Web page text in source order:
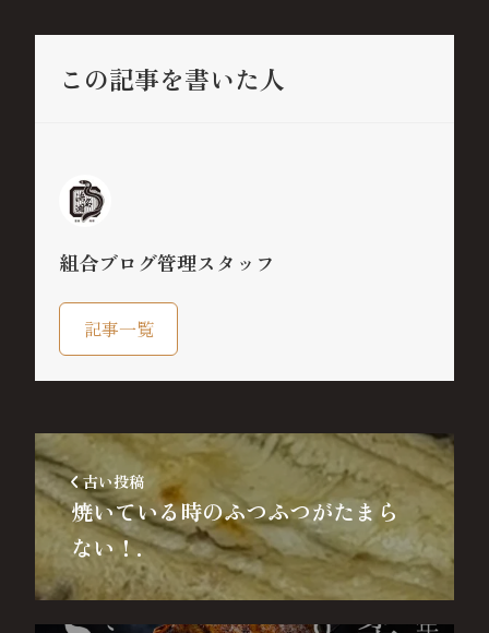
この記事を書いた人
組合ブログ管理スタッフ
記事一覧
古い投稿
焼いている時のふつふつがたまら
ない！.